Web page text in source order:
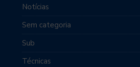
Notícias
Sem categoria
Sub
Técnicas